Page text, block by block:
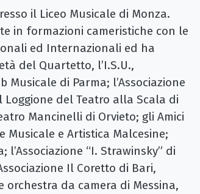
il Liceo Musicale di Monza.
in formazioni cameristiche con le
ed Internazionali ed ha
del Quartetto, l’I.S.U.,
Musicale di Parma; l’Associazione
Loggione del Teatro alla Scala di
Mancinelli di Orvieto; gli Amici
Musicale e Artistica Malcesine;
l’Associazione “I. Strawinsky” di
Il Coretto di Bari,
orchestra da camera di Messina,